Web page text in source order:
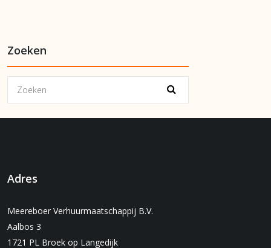
Zoeken
Adres
Meereboer Verhuurmaatschappij B.V.
Aalbos 3
1721 PL Broek op Langedijk